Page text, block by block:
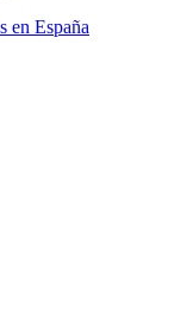
en España